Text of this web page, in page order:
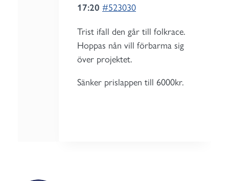
17:20 #523030
Trist ifall den går till folkrace.
Hoppas nån vill förbarma sig
över projektet.
Sänker prislappen till 6000kr.